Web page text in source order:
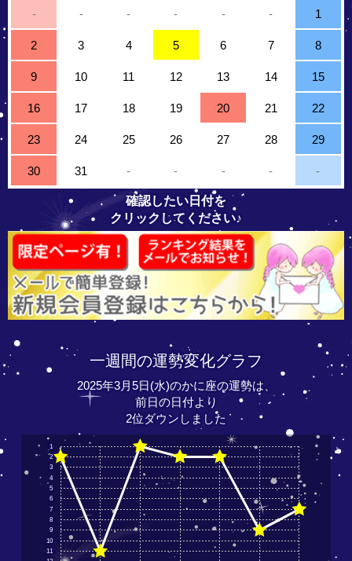
- - - - - - 1
2 3 4 5 6 7 8
9 10 11 12 13 14 15
16 17 18 19 20 21 22
23 24 25 26 27 28 29
30 31 - - - - -
確認したい日付を
クリックしてください♪
一週間の運勢変化グラフ
2025年3月5日(水)のかに座の運勢は、
前日の日付より
2位ダウンしました
11
10
9
8
7
6
5
4
3
2
1